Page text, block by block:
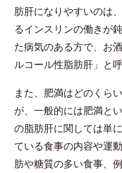
肪肝になりやすいのは
るインスリンの働きが
た病気のある方で、お
ルコール性脂肪肝」と
また、肥満はどのくら
が、一般的には肥満と
の脂肪肝に関しては単
ている食事の内容や運
肪や糖質の多い食事、